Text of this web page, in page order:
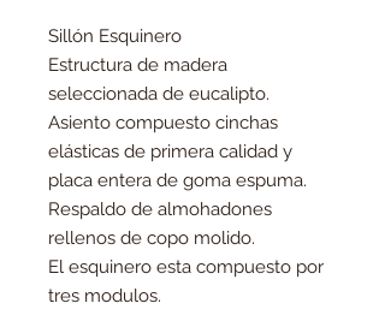
Sillón Esquinero
Estructura de madera
seleccionada de eucalipto.
Asiento compuesto cinchas
elásticas de primera calidad y
placa entera de goma espuma.
Respaldo de almohadones
rellenos de copo molido.
El esquinero esta compuesto por
tres modulos.